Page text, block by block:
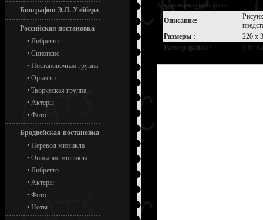
Биография Э.Л. Уэббера
Российская постановка
• Либретто
• Синопсис
• Постановочная группа
• Оркестр
• Творческая группа
• Актеры
• Фото
Бродвейская постановка
• Перевод мюзикла
• Описание мюзикла
• Либретто
• Актеры
• Фото
• Ноты
Характеристики фото
Описание:
Размеры :
220 x
Размер файла :
9,65